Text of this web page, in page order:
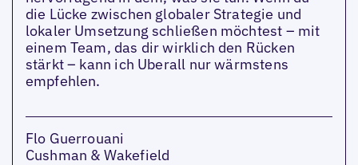
die Lücke zwischen globaler Strategie und
lokaler Umsetzung schließen möchtest – mit
einem Team, das dir wirklich den Rücken
stärkt – kann ich Uberall nur wärmstens
empfehlen.
Flo Guerrouani
Cushman & Wakefield